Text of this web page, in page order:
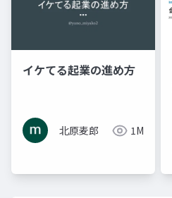
イケてる起業の進め方
北原麦郎 1M